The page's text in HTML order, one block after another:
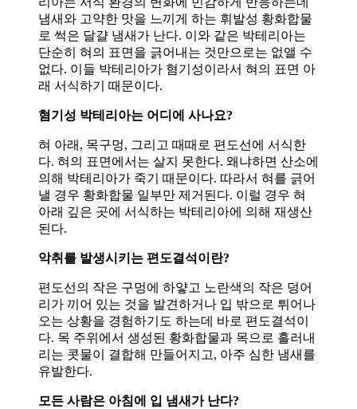
냄새와 고약한 맛을 느끼게 하는 휘발성 황화합물
로 썩은 달걀 냄새가 난다. 이와 같은 박테리아는
단순히 혀의 표면을 긁어내는 것만으로는 없앨 수
없다. 이들 박테리아가 혐기성이라서 혀의 표면 아
래 서식하기 때문이다.
혐기성 박테리아는 어디에 사나요?
혀 아래, 목구멍, 그리고 때때로 편도선에 서식한
다. 혀의 표면에서는 살지 못한다. 왜냐하면 산소에
의해 박테리아가 죽기 때문이다. 따라서 혀를 긁어
낼 경우 황화합물 일부만 제거된다. 이럴 경우 혀
아래 깊은 곳에 서식하는 박테리아에 의해 재생산
된다.
악취를 발생시키는 편도결석이란?
편도선의 작은 구멍에 하얗고 노란색의 작은 덩어
리가 끼어 있는 것을 발견하거나 입 밖으로 튀어나
오는 상황을 경험하기도 하는데 바로 편도결석이
다. 목 주위에서 생성된 황화합물과 목으로 흘러내
리는 콧물이 결합해 만들어지고, 아주 심한 냄새를
유발한다.
모든 사람은 아침에 입 냄새가 난다?